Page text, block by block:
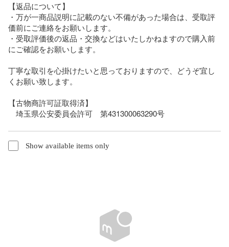
【返品について】
・万が一商品説明に記載のない不備があった場合は、受取評
価前にご連絡をお願いします。
・受取評価後の返品・交換などはいたしかねますので購入前
にご確認をお願いします。
丁寧な取引を心掛けたいと思っておりますので、どうぞ宜し
くお願い致します。
【古物商許可証取得済】
埼玉県公安委員会許可　第431300063290号
Show available items only